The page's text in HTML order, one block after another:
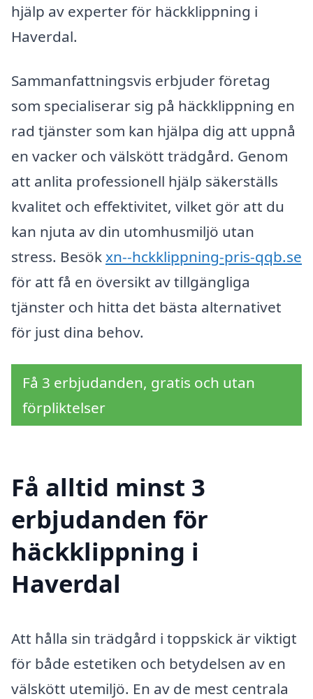
hjälp av experter för häckklippning i
Haverdal.
Sammanfattningsvis erbjuder företag
som specialiserar sig på häckklippning en
rad tjänster som kan hjälpa dig att uppnå
en vacker och välskött trädgård. Genom
att anlita professionell hjälp säkerställs
kvalitet och effektivitet, vilket gör att du
kan njuta av din utomhusmiljö utan
stress. Besökxn--hckklippning-pris-qqb.se
för att få en översikt av tillgängliga
tjänster och hitta det bästa alternativet
för just dina behov.
Få 3 erbjudanden, gratis och utan
förpliktelser
Få alltid minst 3
erbjudanden för
häckklippning i
Haverdal
Att hålla sin trädgård i toppskick är viktigt
för både estetiken och betydelsen av en
välskött utemiljö. En av de mest centrala